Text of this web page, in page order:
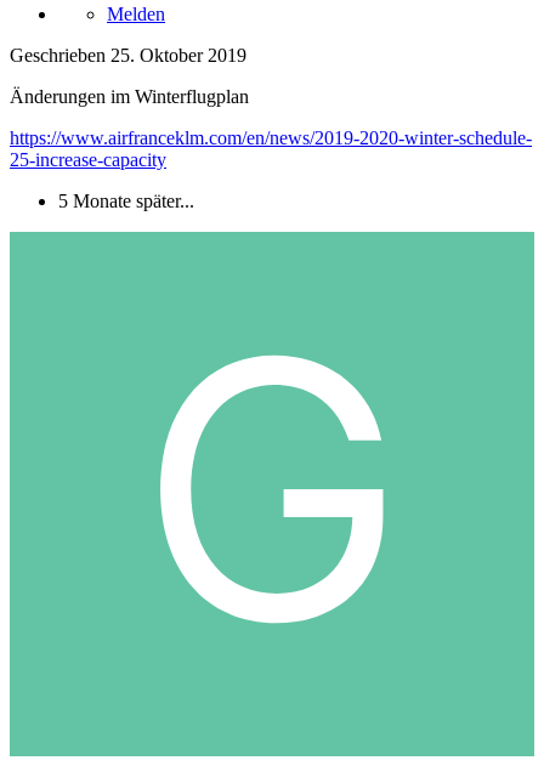
Melden
Geschrieben 25. Oktober 2019
Änderungen im Winterflugplan
https://www.airfranceklm.com/en/news/2019-2020-winter-schedule-
25-increase-capacity
5 Monate später...